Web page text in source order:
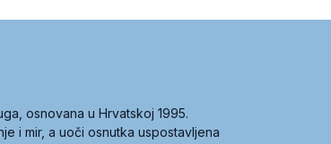
osnovana u Hrvatskoj 1995.
i mir, a uoči osnutka uspostavljena